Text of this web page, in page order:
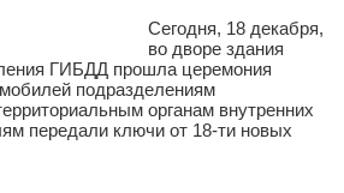
Сегодня, 18 декабря,
во дворе здания
ГИБДД прошла церемония
подразделениям
органам внутренних
передали ключи от 18-ти новых